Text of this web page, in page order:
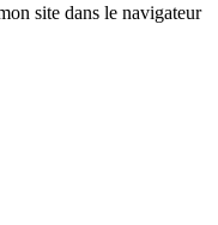
site dans le navigateur